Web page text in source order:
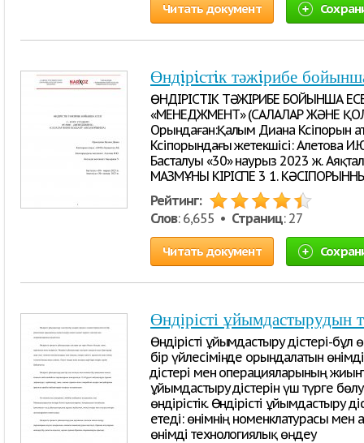
Читать документ
Өндiрiстiк тәжiрибе
ӨНДІРІСТІК ТӘЖІРИБЕ БОЙЫНША
«МЕНЕДЖМЕНТ» (САЛАЛАР ЖӘНЕ
Орындаған:Қалым Диана Кәсіпорын
Кәсіпорындағы жетекшісі: Алетова
Басталуы «30» наурыз 2023 ж.
МАЗМҰНЫ КІРІСПЕ 3 1.
Рейтинг:
Слов: 6,655 • Страниц: 27
Читать документ
Өндірісті ұйымдастырудын
Өндірісті ұйымдастыру әдістері-бұл
бір үйлесімінде орындалатын
әдістері мен операцияларының
ұйымдастыру әдістерін үш түрге
өндірістік. Өндірісті ұйымдастыру
етеді: өнімнің номенклатурасы мен
өнімді технологиялық өңдеу